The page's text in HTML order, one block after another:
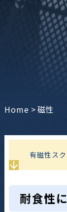
Home >磁性
有磁性ス
耐食性